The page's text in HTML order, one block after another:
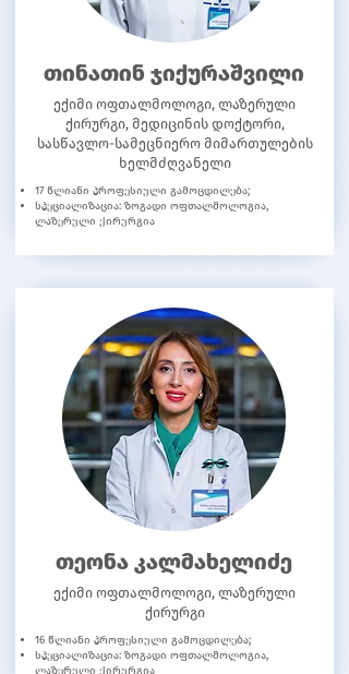
თინათინ ჯიქურაშვილი
ექიმი ოფთალმოლოგი, ლაზერული
ქირურგი, მედიცინის დოქტორი,
სასწავლო-სამეცნიერო მიმართულების
ხელმძღვანელი
17 წლიანი პროფესიული გამოცდილება;
სპეციალიზაცია: ზოგადი ოფთალმოლოგია,
ლაზერული ქირურგია
თეონა კალმახელიძე
ექიმი ოფთალმოლოგი, ლაზერული
ქირურგი
16 წლიანი პროფესიული გამოცდილება;
სპეციალიზაცია: ზოგადი ოფთალმოლოგია,
ლაზერული ქირურგია